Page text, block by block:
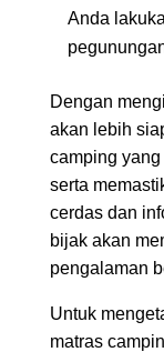
Anda
Dengan
akan lebih
camping
serta
cerdas dan
bijak akan
pengalaman
Untuk
matras